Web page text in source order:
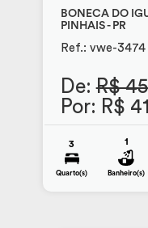
BONECA DO
PINHAIS - PR
Ref.: vwe-3474
De:R$
Por: R$
3
Quarto(s)
1
Banheiro(s)